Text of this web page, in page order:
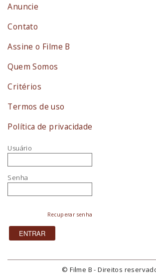
Anuncie
Contato
Assine o Filme B
Quem Somos
Critérios
Termos de uso
Política de privacidade
Usuário
Senha
Recuperar senha
© Filme B - Direitos